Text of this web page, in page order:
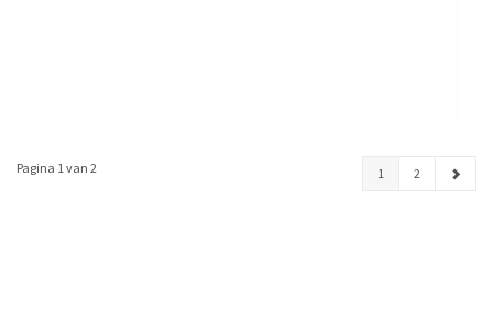
Pagina 1 van 2 1 2